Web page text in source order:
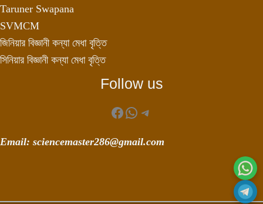
Taruner Swapana
SVMCM
জিনিয়ার বিজ্ঞানী কন্যা মেধা বৃত্তি
সিনিয়ার বিজ্ঞানী কন্যা মেধা বৃত্তি
Follow us
Facebook
WhatsApp
Telegram
Email: sciencemaster286@gmail.com